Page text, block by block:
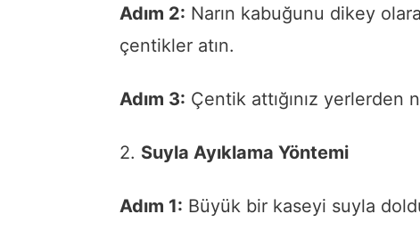
Adım 2: Narın kabuğunu dikey
çentikler atın.
Adım 3: Çentik attığınız yerlerden
2. Suyla Ayıklama Yöntemi
Adım 1: Büyük bir kaseyi suyla